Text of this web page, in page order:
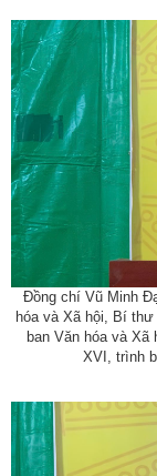
Đồng chí Vũ Minh
hóa và Xã hội, Bí
ban Văn hóa và Xã
XVI, trình